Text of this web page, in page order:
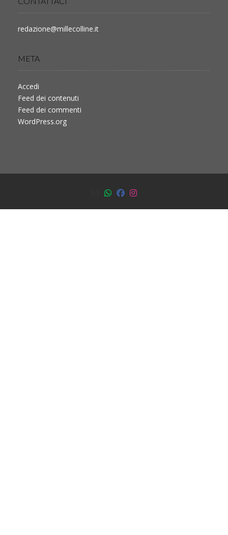
redazione@millecolline.it
META
Accedi
Feed dei contenuti
Feed dei commenti
WordPress.org